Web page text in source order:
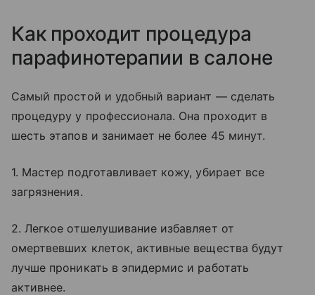
Как проходит процедура
парафинотерапии в салоне
Самый простой и удобный вариант — сделать
процедуру у профессионала. Она проходит в
шесть этапов и занимает не более 45 минут.
1. Мастер подготавливает кожу, убирает все
загрязнения.
2. Легкое отшелушивание избавляет от
омертвевших клеток, активные вещества будут
лучше проникать в эпидермис и работать
активнее.